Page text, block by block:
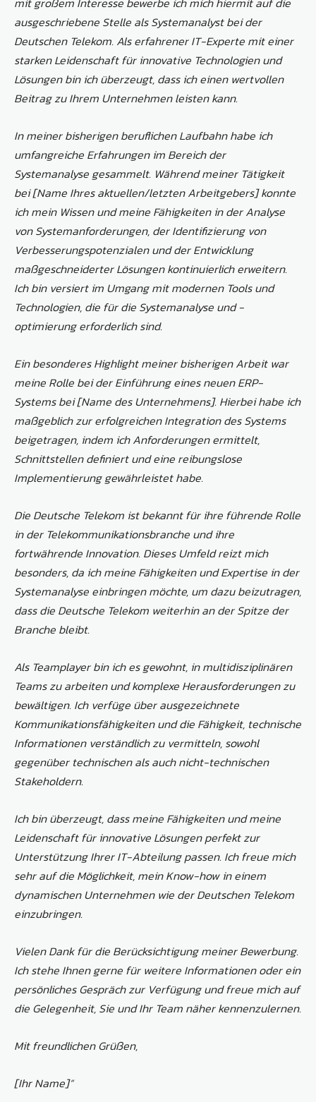
ausgeschriebene Stelle als Systemanalyst bei der
Deutschen Telekom. Als erfahrener IT-Experte mit einer
starken Leidenschaft für innovative Technologien und
Lösungen bin ich überzeugt, dass ich einen wertvollen
Beitrag zu Ihrem Unternehmen leisten kann.
In meiner bisherigen beruflichen Laufbahn habe ich
umfangreiche Erfahrungen im Bereich der
Systemanalyse gesammelt. Während meiner Tätigkeit
bei [Name Ihres aktuellen/letzten Arbeitgebers] konnte
ich mein Wissen und meine Fähigkeiten in der Analyse
von Systemanforderungen, der Identifizierung von
Verbesserungspotenzialen und der Entwicklung
maßgeschneiderter Lösungen kontinuierlich erweitern.
Ich bin versiert im Umgang mit modernen Tools und
Technologien, die für die Systemanalyse und -
optimierung erforderlich sind.
Ein besonderes Highlight meiner bisherigen Arbeit war
meine Rolle bei der Einführung eines neuen ERP-
Systems bei [Name des Unternehmens]. Hierbei habe ich
maßgeblich zur erfolgreichen Integration des Systems
beigetragen, indem ich Anforderungen ermittelt,
Schnittstellen definiert und eine reibungslose
Implementierung gewährleistet habe.
Die Deutsche Telekom ist bekannt für ihre führende Rolle
in der Telekommunikationsbranche und ihre
fortwährende Innovation. Dieses Umfeld reizt mich
besonders, da ich meine Fähigkeiten und Expertise in der
Systemanalyse einbringen möchte, um dazu beizutragen,
dass die Deutsche Telekom weiterhin an der Spitze der
Branche bleibt.
Als Teamplayer bin ich es gewohnt, in multidisziplinären
Teams zu arbeiten und komplexe Herausforderungen zu
bewältigen. Ich verfüge über ausgezeichnete
Kommunikationsfähigkeiten und die Fähigkeit, technische
Informationen verständlich zu vermitteln, sowohl
gegenüber technischen als auch nicht-technischen
Stakeholdern.
Ich bin überzeugt, dass meine Fähigkeiten und meine
Leidenschaft für innovative Lösungen perfekt zur
Unterstützung Ihrer IT-Abteilung passen. Ich freue mich
sehr auf die Möglichkeit, mein Know-how in einem
dynamischen Unternehmen wie der Deutschen Telekom
einzubringen.
Vielen Dank für die Berücksichtigung meiner Bewerbung.
Ich stehe Ihnen gerne für weitere Informationen oder ein
persönliches Gespräch zur Verfügung und freue mich auf
die Gelegenheit, Sie und Ihr Team näher kennenzulernen.
Mit freundlichen Grüßen,
[Ihr Name]“